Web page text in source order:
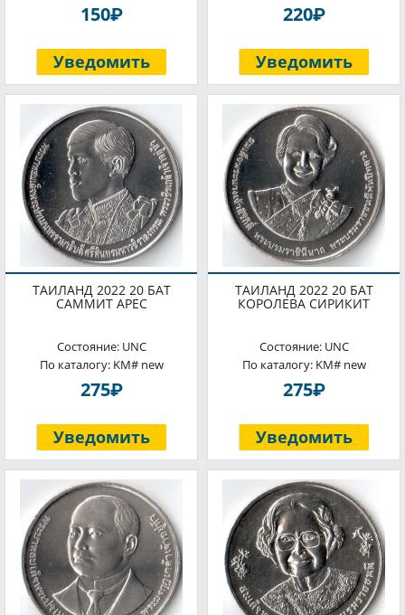
150P
Уведомить
220P
Уведомить
ТАИЛАНД 2022 20 БАТ
САММИТ APEC
Состояние: UNC
По каталогу: KM# new
275P
Уведомить
ТАИЛАНД 2022 20 БАТ
КОРОЛЕВА СИРИКИТ
Состояние: UNC
По каталогу: KM# new
275P
Уведомить